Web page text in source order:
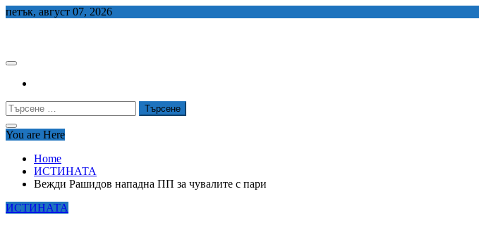
Skip
петък, август 07, 2026
Търсене
за:
You are Here
Home
ИСТИНАТА
Вежди Рашидов нападна ПП за чувалите с пари
ИСТИНАТА